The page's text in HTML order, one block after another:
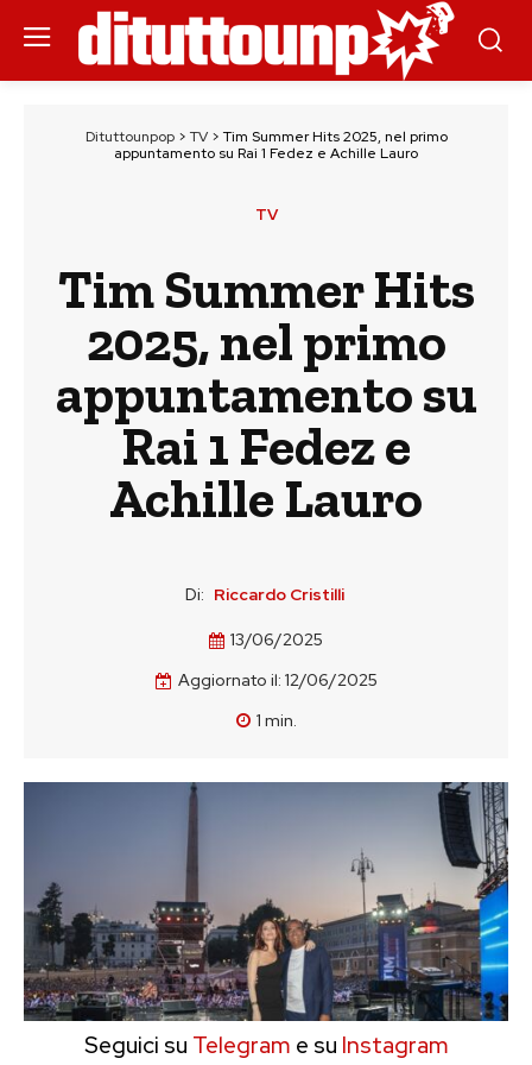
Dituttounpop> TV> Tim Summer Hits 2025, nel primo
appuntamento su Rai 1 Fedez e Achille Lauro
TV
Tim Summer Hits
2025, nel primo
appuntamento su
Rai 1 Fedez e
Achille Lauro
Di: Riccardo Cristilli
13/06/2025
Aggiornato il: 12/06/2025
1 min.
Seguici su Telegram e su Instagram